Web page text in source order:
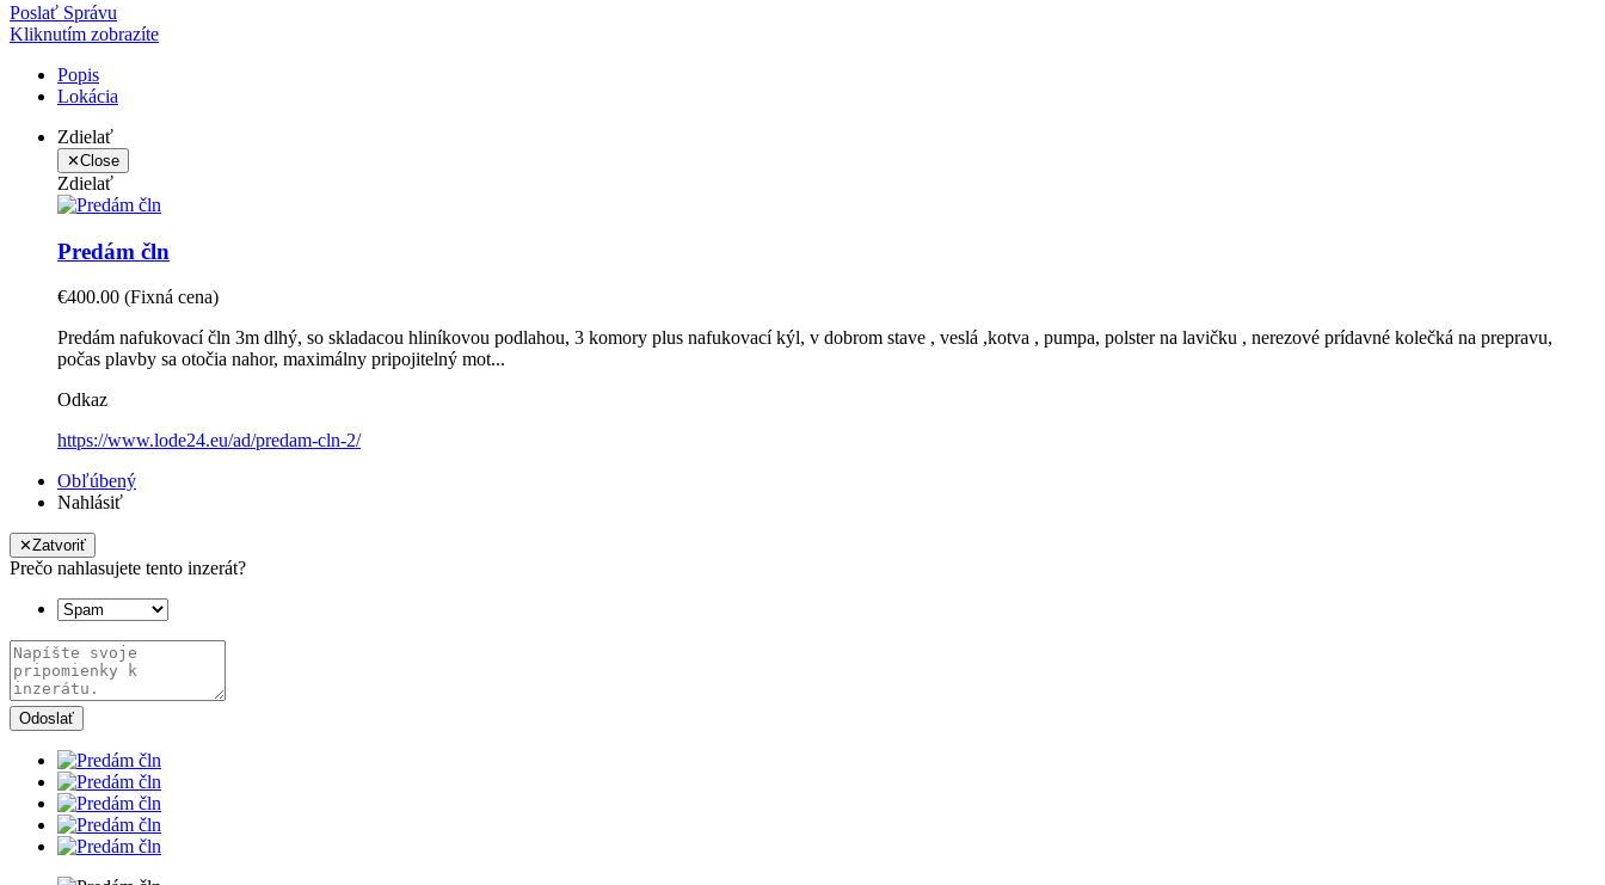
Poslať Správu
Kliknutím zobrazíte
Popis
Lokácia
Zdielať
✕Close
Zdielať
Predám čln
€400.00 (Fixná cena)
Predám nafukovací čln 3m dlhý, so skladacou hliníkovou podlahou, 3 komory plus nafukovací kýl, v dobrom stave , veslá ,kotva , pumpa, polster na lavičku , nerezové prídavné kolečká na prepravu,
počas plavby sa otočia nahor, maximálny pripojitelný mot...
Odkaz
https://www.lode24.eu/ad/predam-cln-2/
Obľúbený
Nahlásiť
✕Zatvoriť
Prečo nahlasujete tento inzerát?
Odoslať